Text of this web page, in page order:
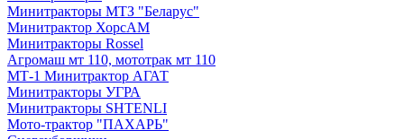
Минитракторы МТЗ "Беларус"
Минитрактор ХорсАМ
Минитракторы Rossel
Агромаш мт 110, мототрак мт 110
МТ-1 Минитрактор АГАТ
Минитракторы УГРА
Минитракторы SHTENLI
Мото-трактор "ПАХАРЬ"